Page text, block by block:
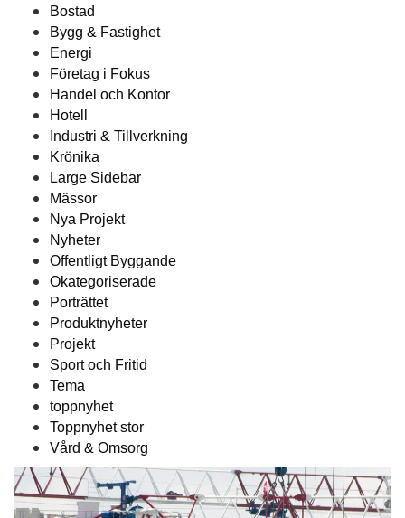
Bostad
Bygg & Fastighet
Energi
Företag i Fokus
Handel och Kontor
Hotell
Industri & Tillverkning
Krönika
Large Sidebar
Mässor
Nya Projekt
Nyheter
Offentligt Byggande
Okategoriserade
Porträttet
Produktnyheter
Projekt
Sport och Fritid
Tema
toppnyhet
Toppnyhet stor
Vård & Omsorg